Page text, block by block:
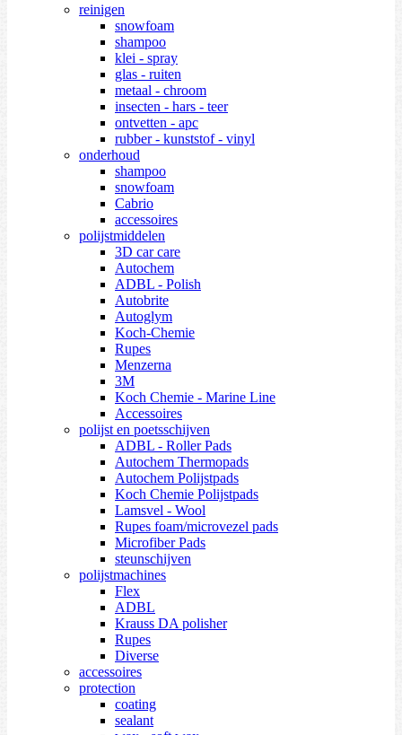
reinigen
snowfoam
shampoo
klei - spray
glas - ruiten
metaal - chroom
insecten - hars - teer
ontvetten - apc
rubber - kunststof - vinyl
onderhoud
shampoo
snowfoam
Cabrio
accessoires
polijstmiddelen
3D car care
Autochem
ADBL - Polish
Autobrite
Autoglym
Koch-Chemie
Rupes
Menzerna
3M
Koch Chemie - Marine Line
Accessoires
polijst en poetsschijven
ADBL - Roller Pads
Autochem Thermopads
Autochem Polijstpads
Koch Chemie Polijstpads
Lamsvel - Wool
Rupes foam/microvezel pads
Microfiber Pads
steunschijven
polijstmachines
Flex
ADBL
Krauss DA polisher
Rupes
Diverse
accessoires
protection
coating
sealant